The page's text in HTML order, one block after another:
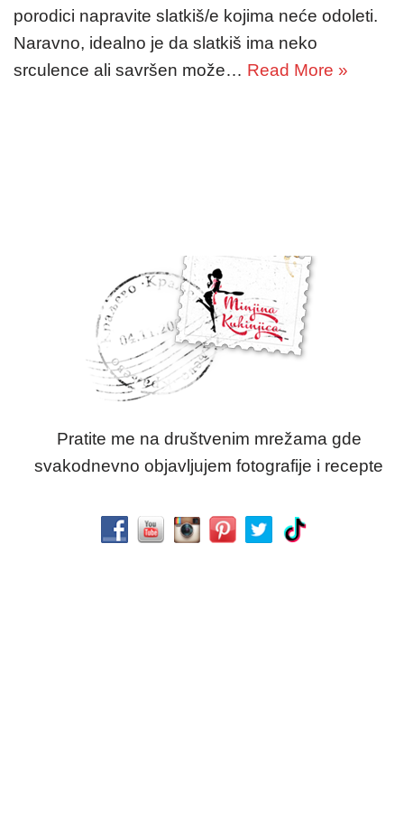
porodici napravite slatkiš/e kojima neće odoleti.
Naravno, idealno je da slatkiš ima neko
srculence ali savršen može… Read More »
Pratite me na društvenim mrežama gde
svakodnevno objavljujem fotografije i recepte